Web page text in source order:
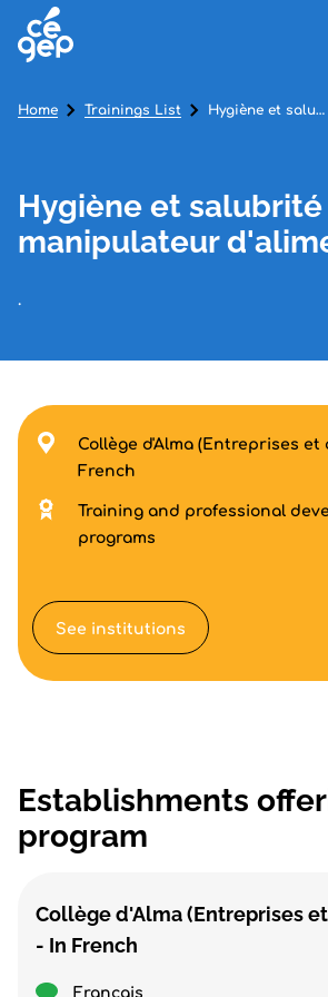
Hygiène et
manipulateur
.
Home Trainings List Hygiène et salubrité volet manipulateur d'aliments
Collège d'Alma (Entreprises et
French
Training and professional
programs
See institutions
Establishments
program
Collège d'Alma (Entreprises
- In French
Français